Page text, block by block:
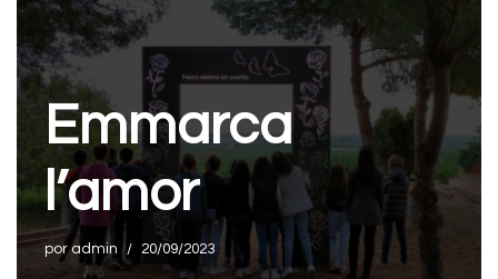
Emmarca
l’amor
poradmin 20/09/2023